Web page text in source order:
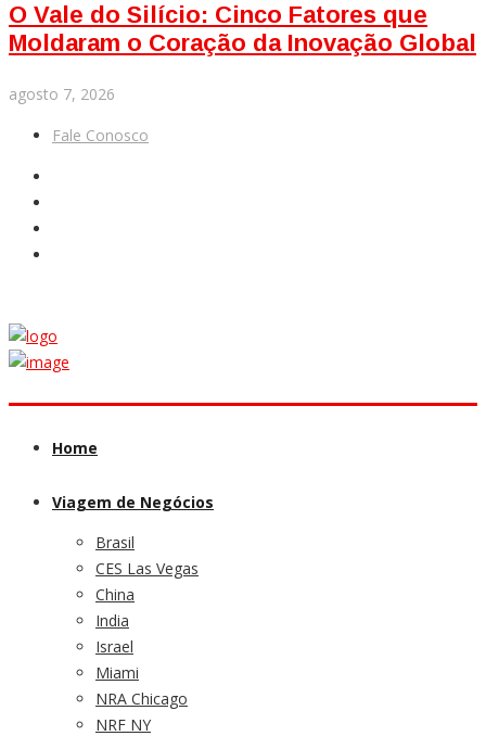
O Vale do Silício: Cinco Fatores que
Moldaram o Coração da Inovação Global
agosto 7, 2026
Fale Conosco
Home
Viagem de Negócios
Brasil
CES Las Vegas
China
India
Israel
Miami
NRA Chicago
NRF NY